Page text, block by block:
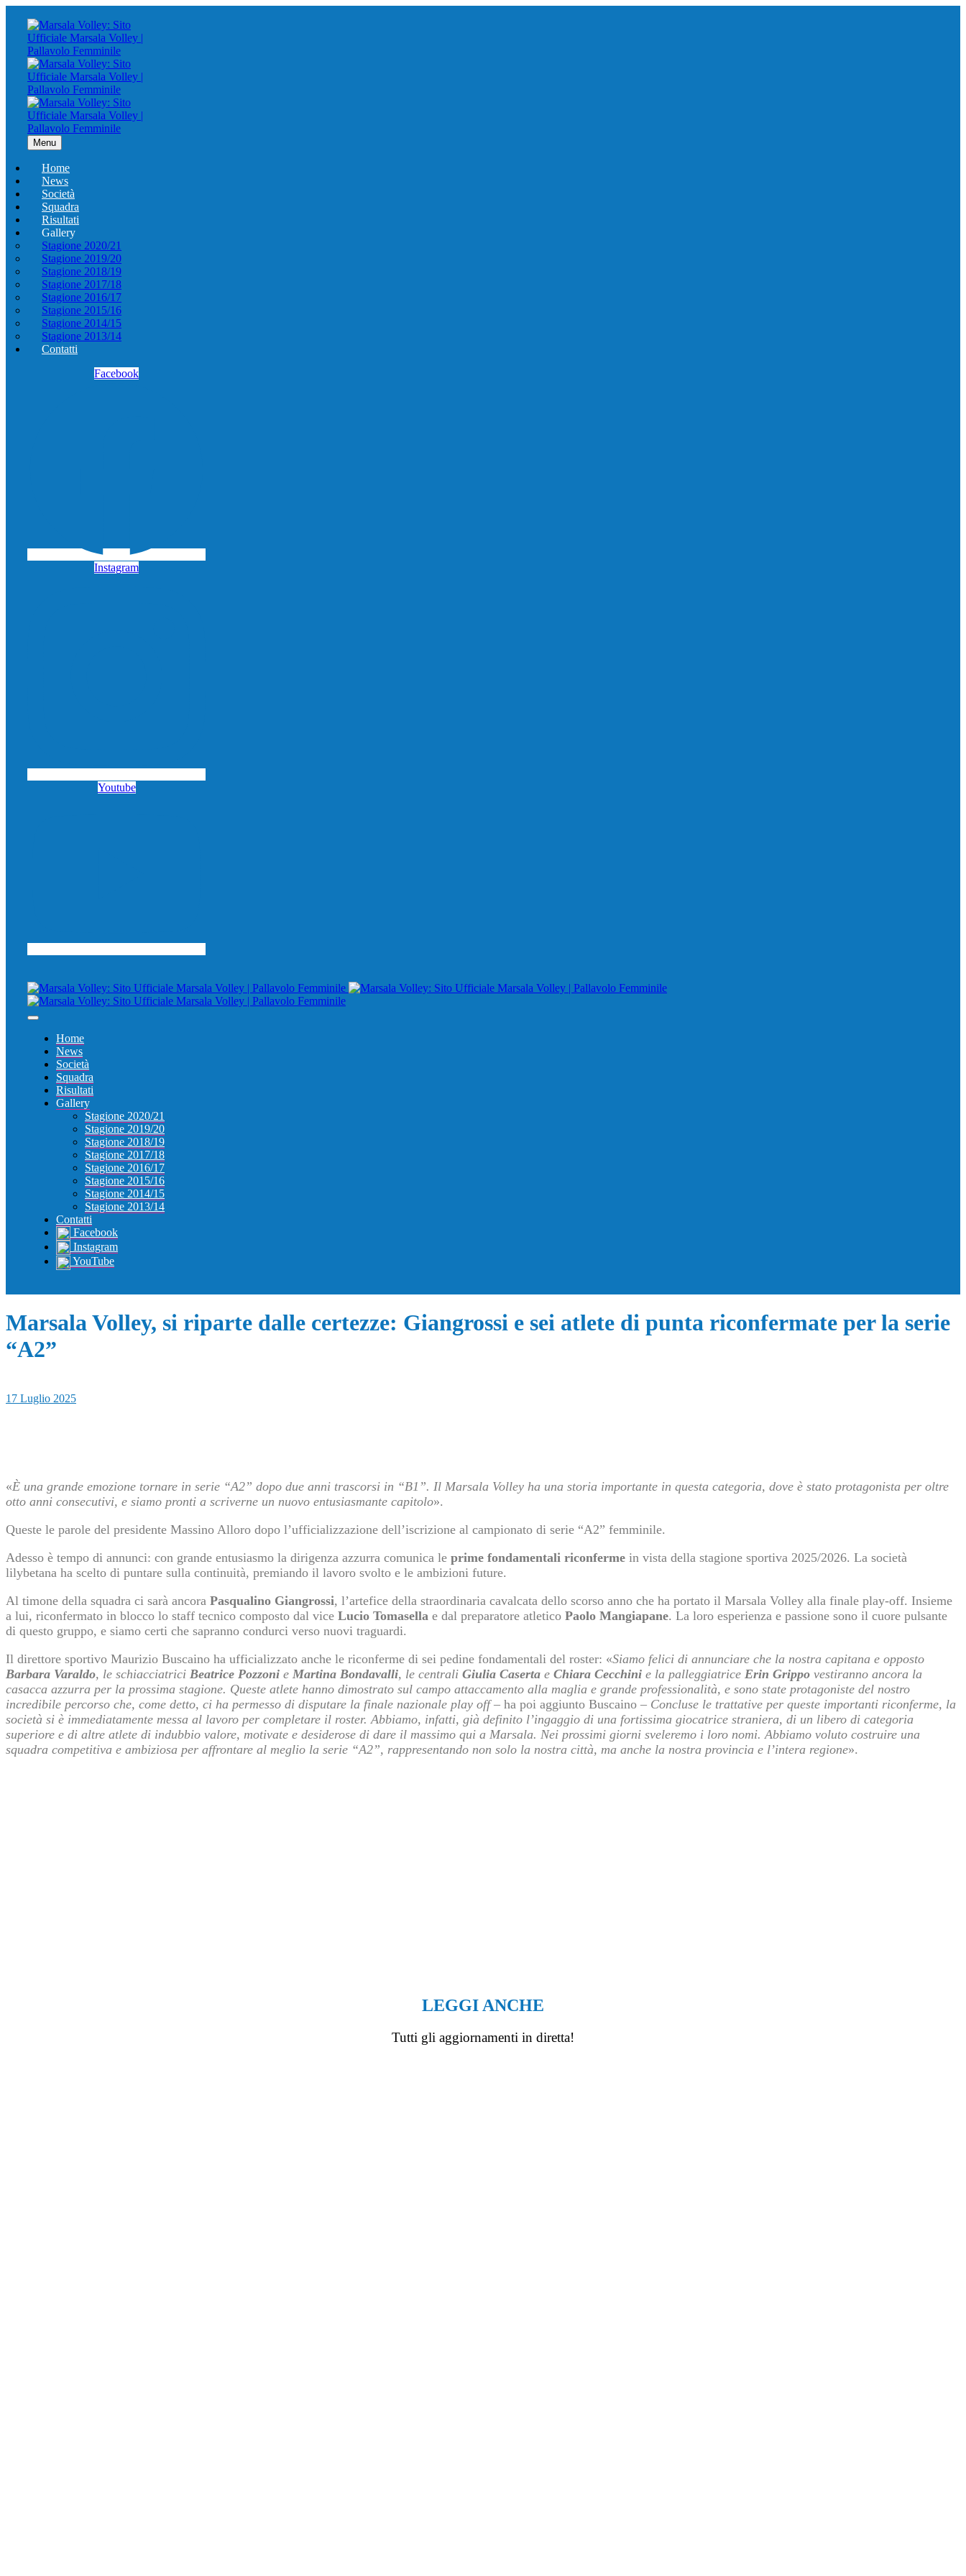
Menu
Home
News
Società
Squadra
Risultati
Gallery
Stagione 2020/21
Stagione 2019/20
Stagione 2018/19
Stagione 2017/18
Stagione 2016/17
Stagione 2015/16
Stagione 2014/15
Stagione 2013/14
Contatti
Facebook
Instagram
Youtube
Home
News
Società
Squadra
Risultati
Gallery
Stagione 2020/21
Stagione 2019/20
Stagione 2018/19
Stagione 2017/18
Stagione 2016/17
Stagione 2015/16
Stagione 2014/15
Stagione 2013/14
Contatti
Facebook
Instagram
YouTube
Marsala Volley, si riparte dalle certezze: Giangrossi e sei atlete di punta riconfermate per la serie
“A2”
17 Luglio 2025
«È una grande emozione tornare in serie “A2” dopo due anni trascorsi in “B1”. Il Marsala Volley ha una storia importante in questa categoria, dove è stato protagonista per oltre
otto anni consecutivi, e siamo pronti a scriverne un nuovo entusiasmante capitolo».
Queste le parole del presidente Massino Alloro dopo l’ufficializzazione dell’iscrizione al campionato di serie “A2” femminile.
Adesso è tempo di annunci: con grande entusiasmo la dirigenza azzurra comunica le prime fondamentali riconferme in vista della stagione sportiva 2025/2026. La società
lilybetana ha scelto di puntare sulla continuità, premiando il lavoro svolto e le ambizioni future.
Al timone della squadra ci sarà ancora Pasqualino Giangrossi, l’artefice della straordinaria cavalcata dello scorso anno che ha portato il Marsala Volley alla finale play-off. Insieme
a lui, riconfermato in blocco lo staff tecnico composto dal vice Lucio Tomasella e dal preparatore atletico Paolo Mangiapane. La loro esperienza e passione sono il cuore pulsante
di questo gruppo, e siamo certi che sapranno condurci verso nuovi traguardi.
Il direttore sportivo Maurizio Buscaino ha ufficializzato anche le riconferme di sei pedine fondamentali del roster: «Siamo felici di annunciare che la nostra capitana e opposto
Barbara Varaldo, le schiacciatrici Beatrice Pozzoni e Martina Bondavalli, le centrali Giulia Caserta e Chiara Cecchini e la palleggiatrice Erin Grippo vestiranno ancora la
casacca azzurra per la prossima stagione. Queste atlete hanno dimostrato sul campo attaccamento alla maglia e grande professionalità, e sono state protagoniste del nostro
incredibile percorso che, come detto, ci ha permesso di disputare la finale nazionale play off– ha poi aggiunto Buscaino – Concluse le trattative per queste importanti riconferme, la
società si è immediatamente messa al lavoro per completare il roster. Abbiamo, infatti, già definito l’ingaggio di una fortissima giocatrice straniera, di un libero di categoria
superiore e di altre atlete di indubbio valore, motivate e desiderose di dare il massimo qui a Marsala. Nei prossimi giorni sveleremo i loro nomi. Abbiamo voluto costruire una
squadra competitiva e ambiziosa per affrontare al meglio la serie “A2”, rappresentando non solo la nostra città, ma anche la nostra provincia e l’intera regione».
LEGGI ANCHE
Tutti gli aggiornamenti in diretta!